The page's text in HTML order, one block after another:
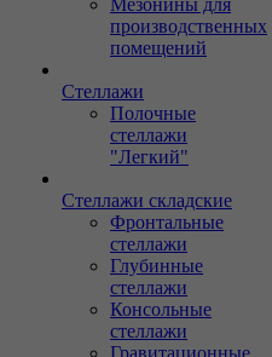
Мезонины для
производственных
помещений
Стеллажи
Полочные
стеллажи
"Легкий"
Стеллажи складские
Фронтальные
стеллажи
Глубинные
стеллажи
Консольные
стеллажи
Гравитационные